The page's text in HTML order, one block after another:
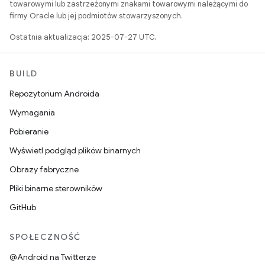
towarowymi lub zastrzeżonymi znakami towarowymi należącymi do
firmy Oracle lub jej podmiotów stowarzyszonych.
Ostatnia aktualizacja: 2025-07-27 UTC.
BUILD
Repozytorium Androida
Wymagania
Pobieranie
Wyświetl podgląd plików binarnych
Obrazy fabryczne
Pliki binarne sterowników
GitHub
SPOŁECZNOŚĆ
@Android na Twitterze